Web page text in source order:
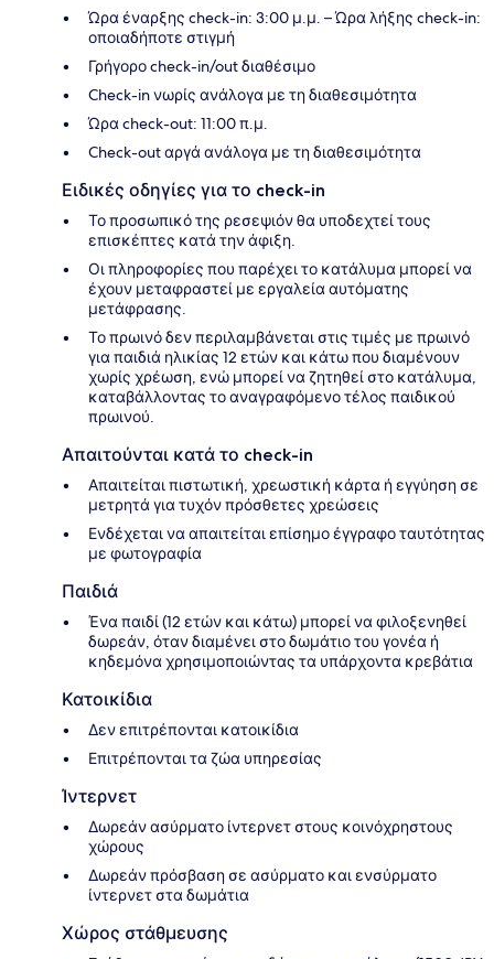
Ώρα έναρξης check-in: 3:00 μ.μ. – Ώρα λήξης check-in:
οποιαδήποτε στιγμή
Γρήγορο check-in/out διαθέσιμο
Check-in νωρίς ανάλογα με τη διαθεσιμότητα
Ώρα check-out: 11:00 π.μ.
Check-out αργά ανάλογα με τη διαθεσιμότητα
Ειδικές οδηγίες για το check-in
Το προσωπικό της ρεσεψιόν θα υποδεχτεί τους
επισκέπτες κατά την άφιξη.
Οι πληροφορίες που παρέχει το κατάλυμα μπορεί να
έχουν μεταφραστεί με εργαλεία αυτόματης
μετάφρασης.
Το πρωινό δεν περιλαμβάνεται στις τιμές με πρωινό
για παιδιά ηλικίας 12 ετών και κάτω που διαμένουν
χωρίς χρέωση, ενώ μπορεί να ζητηθεί στο κατάλυμα,
καταβάλλοντας το αναγραφόμενο τέλος παιδικού
πρωινού.
Απαιτούνται κατά το check-in
Απαιτείται πιστωτική, χρεωστική κάρτα ή εγγύηση σε
μετρητά για τυχόν πρόσθετες χρεώσεις
Ενδέχεται να απαιτείται επίσημο έγγραφο ταυτότητας
με φωτογραφία
Παιδιά
Ένα παιδί (12 ετών και κάτω) μπορεί να φιλοξενηθεί
δωρεάν, όταν διαμένει στο δωμάτιο του γονέα ή
κηδεμόνα χρησιμοποιώντας τα υπάρχοντα κρεβάτια
Κατοικίδια
Δεν επιτρέπονται κατοικίδια
Επιτρέπονται τα ζώα υπηρεσίας
Ίντερνετ
Δωρεάν ασύρματο ίντερνετ στους κοινόχρηστους
χώρους
Δωρεάν πρόσβαση σε ασύρματο και ενσύρματο
ίντερνετ στα δωμάτια
Χώρος στάθμευσης